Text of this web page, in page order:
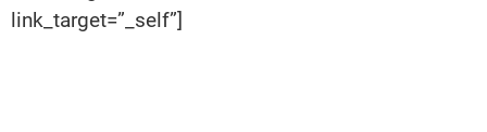
link_target=”_self”]